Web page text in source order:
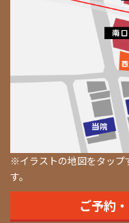
※イラストの地図をタップ
す。
ご予約